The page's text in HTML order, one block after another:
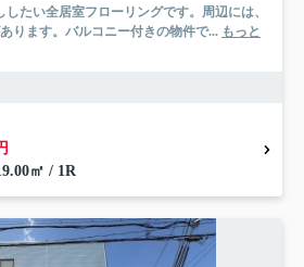
たい全居室フローリングです。周辺には、
ります。バルコニー付きの物件で... もっと
㎡ / 1R